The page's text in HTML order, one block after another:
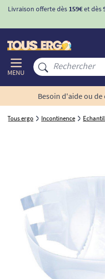
Livraison offerte dès 159€et dès
MENU
Besoin d'aide ou de
Tous ergo Incontinence